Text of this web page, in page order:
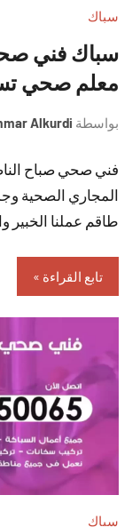
سباك
معلم صحي
بواسطة Alkurdi
فني صحي صباح
المجاري الصحية
طاقم عملنا
تابع القراءة
سباك